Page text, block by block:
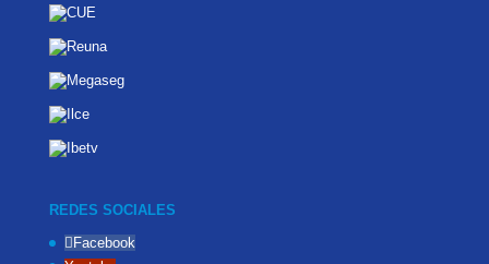
REDES SOCIALES
Facebook